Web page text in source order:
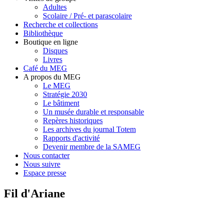
Adultes
Scolaire / Pré- et parascolaire
Recherche et collections
Bibliothèque
Boutique en ligne
Disques
Livres
Café du MEG
A propos du MEG
Le MEG
Stratégie 2030
Le bâtiment
Un musée durable et responsable
Repères historiques
Les archives du journal Totem
Rapports d'activité
Devenir membre de la SAMEG
Nous contacter
Nous suivre
Espace presse
Fil d'Ariane